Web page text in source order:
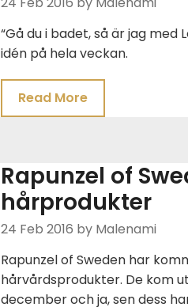
“Gå du i badet, så är jag med
idén på hela veckan.
Read More
Rapunzel of
hårprodukter
24 Feb 2016 by Malenami
Rapunzel of Sweden har
hårvårdsprodukter. De kom
december och ja, sen dess